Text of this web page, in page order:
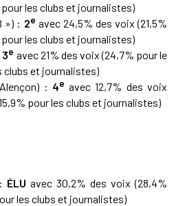
les clubs et journalistes)
») : 2e avec 24,5% des voix (21,5%
les clubs et journalistes)
3e avec 21% des voix (24,7% pour le
clubs et journalistes)
: 4e avec 12,7% des voix
pour les clubs et journalistes)
ÉLU avec 30,2% des voix (28,4%
les clubs et journalistes)